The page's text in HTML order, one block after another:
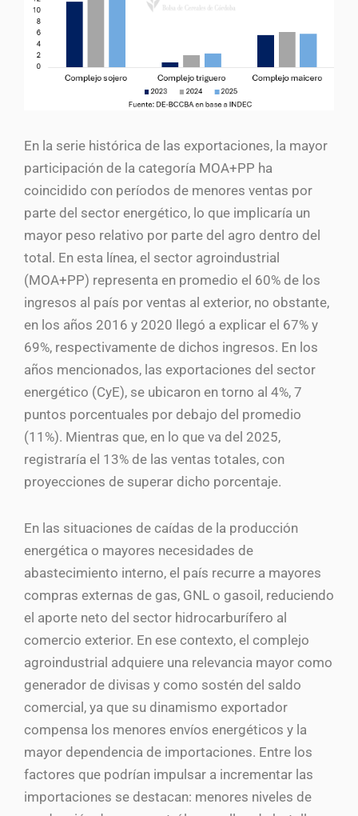
En la serie histórica de las exportaciones, la mayor
participación de la categoría MOA+PP ha
coincidido con períodos de menores ventas por
parte del sector energético, lo que implicaría un
mayor peso relativo por parte del agro dentro del
total. En esta línea, el sector agroindustrial
(MOA+PP) representa en promedio el 60% de los
ingresos al país por ventas al exterior, no obstante,
en los años 2016 y 2020 llegó a explicar el 67% y
69%, respectivamente de dichos ingresos. En los
años mencionados, las exportaciones del sector
energético (CyE), se ubicaron en torno al 4%, 7
puntos porcentuales por debajo del promedio
(11%). Mientras que, en lo que va del 2025,
registraría el 13% de las ventas totales, con
proyecciones de superar dicho porcentaje.
En las situaciones de caídas de la producción
energética o mayores necesidades de
abastecimiento interno, el país recurre a mayores
compras externas de gas, GNL o gasoil, reduciendo
el aporte neto del sector hidrocarburífero al
comercio exterior. En ese contexto, el complejo
agroindustrial adquiere una relevancia mayor como
generador de divisas y como sostén del saldo
comercial, ya que su dinamismo exportador
compensa los menores envíos energéticos y la
mayor dependencia de importaciones. Entre los
factores que podrían impulsar a incrementar las
importaciones se destacan: menores niveles de